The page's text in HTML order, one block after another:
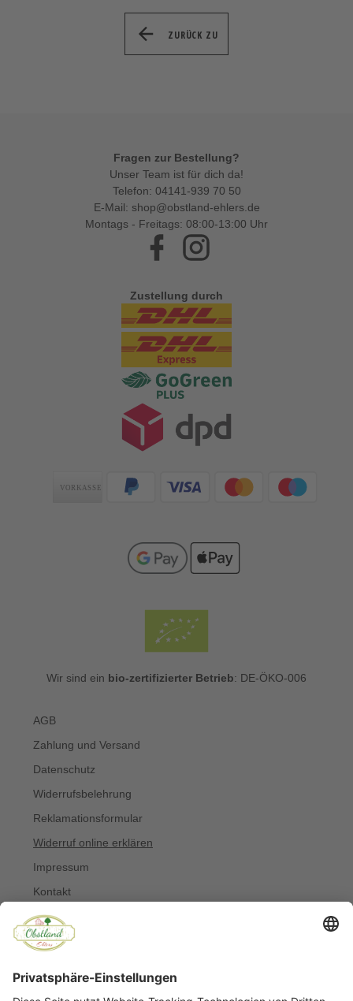
ZURÜCK ZU
Fragen zur Bestellung?
Unser Team ist für dich da!
Telefon: 04141-939 70 50
E-Mail: shop@obstland-ehlers.de
Montags - Freitags: 08:00-13:00 Uhr
Facebook
Zustellung durch
Zahlungsarten
Wir sind ein bio-zertifizierter Betrieb: DE-ÖKO-006
AGB
Zahlung und Versand
Datenschutz
Widerrufsbelehrung
Reklamationsformular
Widerruf online erklären
Impressum
Kontakt
Über uns
Allergiker